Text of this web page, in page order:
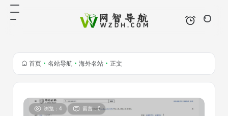
首页 • 名站导航 • 海外名站 • 正文
浏览：4 留言：0